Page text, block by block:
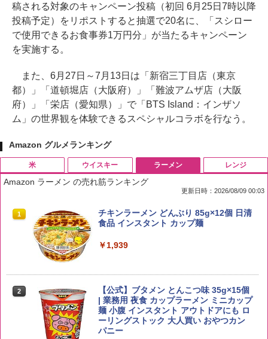
稿される対象のキャンペーン投稿（初回 6月25日7時以降
投稿予定）をリポストすると抽選で20名に、「スシロー
で使用できるお食事券1万円分」が当たるキャンペーン
を実施する。
また、6月27日～7月13日は「新宿三丁目店（東京
都）」「道頓堀店（大阪府）」「難波アムザ店（大阪
府）」「栄店（愛知県）」で「BTS Island：インザソ
ム」の世界観を体験できるスペシャルコラボを行なう。
Amazon グルメランキング
米
1 by Amazon 国産ブレンド米 精米 5kg
2
野沢農産 無洗米 青い流るる コシヒカリ
5kg 長野県産 令和7年産
￥3,980
ウイスキー
1
ブラックニッカ ニッカ Nikka ウィスキ
ー4000ml ブラックニッカクリア ウヰス
お得 4リットル
角瓶 2700ml サントリー ウイスキー ハ
イボール 大容量
ラーメン
Amazon ラーメン の売れ筋ランキング
更新日時：2026/08/09 00:03
1
チキンラーメン どんぶり 85g×12個 日清
食品 インスタント カップ麺
￥1,939
2
【公式】ブタメン とんこつ味 35g×15個
| 業務用 夜食 カップラーメン ミニカップ
麺 小腹 インスタント アウトドアにも ロ
ーリングストック 大人買い おやつカン
パニー
レンジ